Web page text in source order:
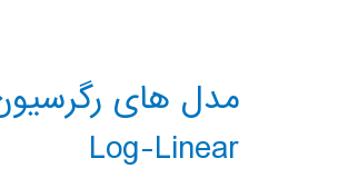
مدل های
Log-Linear